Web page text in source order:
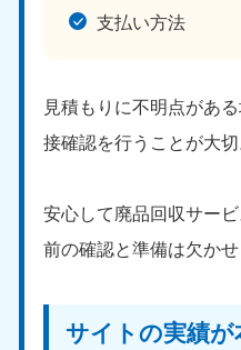
支払い方法
見積もりに不明点があ
接確認を行うことが大切
安心して廃品回収サー
前の確認と準備は欠かせ
サイトの実績